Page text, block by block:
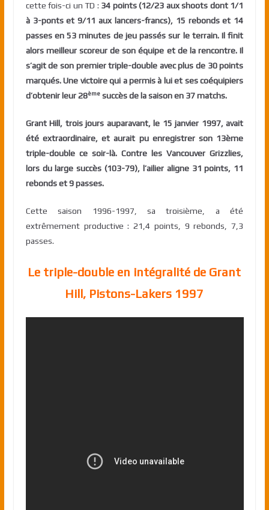
cette fois-ci un TD : 34 points (12/23 aux shoots dont 1/1
à 3-ponts et 9/11 aux lancers-francs), 15 rebonds et 14
passes en 53 minutes de jeu passés sur le terrain. Il finit
alors meilleur scoreur de son équipe et de la rencontre. Il
s’agit de son premier triple-double avec plus de 30 points
marqués. Une victoire qui a permis à lui et ses coéquipiers
d’obtenir leur 28èmesuccès de la saison en 37 matchs.
Grant Hill, trois jours auparavant, le 15 janvier 1997, avait
été extraordinaire, et aurait pu enregistrer son 13ème
triple-double ce soir-là. Contre les Vancouver Grizzlies,
lors du large succès (103-79), l’ailier aligne 31 points, 11
rebonds et 9 passes.
Cette saison 1996-1997, sa troisième, a été
extrêmement productive : 21,4 points, 9 rebonds, 7,3
passes.
Le triple-double en intégralité de Grant
Hill, Pistons-Lakers 1997